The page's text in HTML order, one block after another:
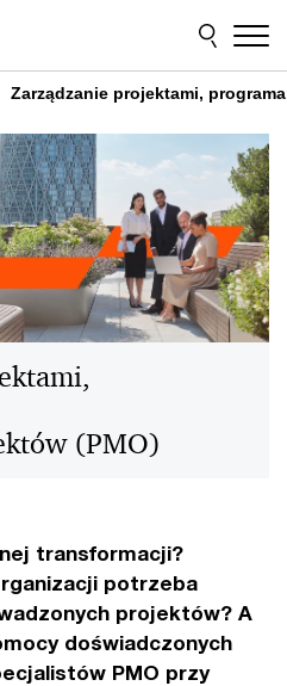
Zarządzanie projektami,
(PMO)
transformacji?
potrzeba
projektów? A
doświadczonych
PMO przy